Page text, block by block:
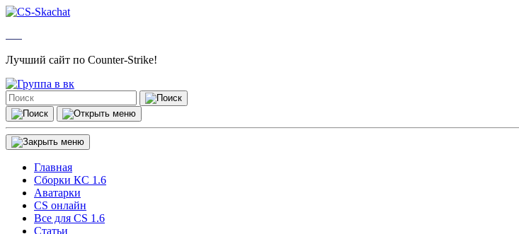
Лучший сайт по Counter-Strike!
Главная
Сборки КС 1.6
Аватарки
CS онлайн
Все для CS 1.6
Статьи